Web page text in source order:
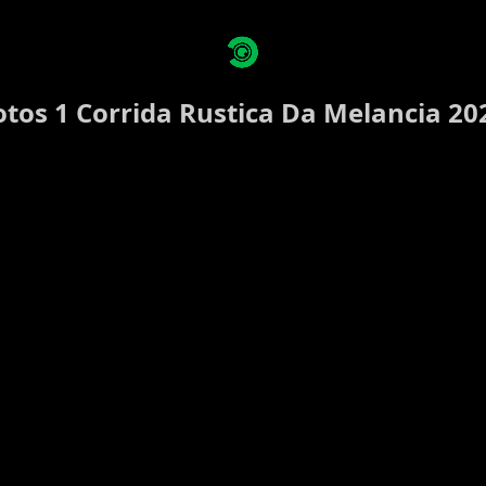
1 Corrida Rustica Da Melancia